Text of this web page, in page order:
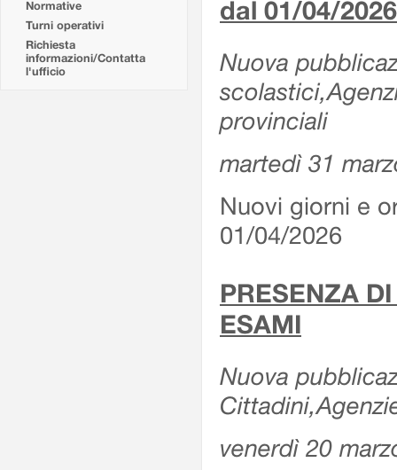
Normative
Turni operativi
Richiesta
informazioni/Contatta
l'ufficio
dal 01/04/2026
Nuova
provinciali
martedì 31
Nuovi giorni e
01/04/2026
PRESENZA
ESAMI
Nuova
venerdì 20